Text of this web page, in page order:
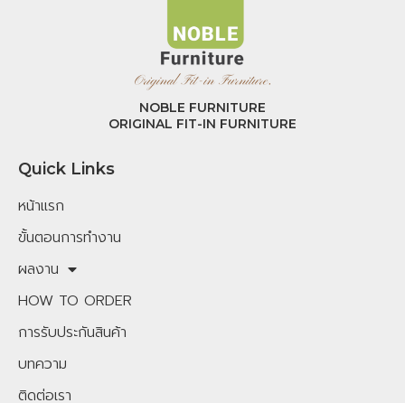
NOBLE FURNITURE
ORIGINAL FIT-IN FURNITURE
Quick Links
หน้าแรก
ขั้นตอนการทำงาน
ผลงาน
HOW TO ORDER
การรับประกันสินค้า
บทความ
ติดต่อเรา